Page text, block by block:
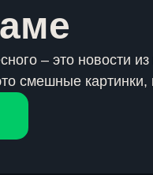
– это новости
смешные